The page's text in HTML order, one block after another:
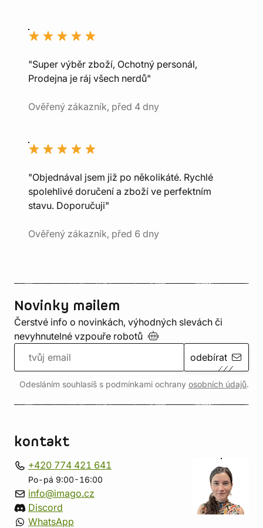
"Super výběr zboží, Ochotný personál,
Prodejna je ráj všech nerdů"
Ověřený zákazník, před 4 dny
"Objednával jsem již po několikáté. Rychlé
spolehlivé doručení a zboží ve perfektním
stavu. Doporučuji"
Ověřený zákazník, před 6 dny
Novinky mailem
Čerstvé info o novinkách, výhodných slevách či
nevyhnutelné vzpouře robotů
odebírat
Odesláním souhlasíš s podmínkami ochrany osobních údajů.
kontakt
+420 774 421 641
Po-pá 9:00-16:00
info@imago.cz
Discord
WhatsApp